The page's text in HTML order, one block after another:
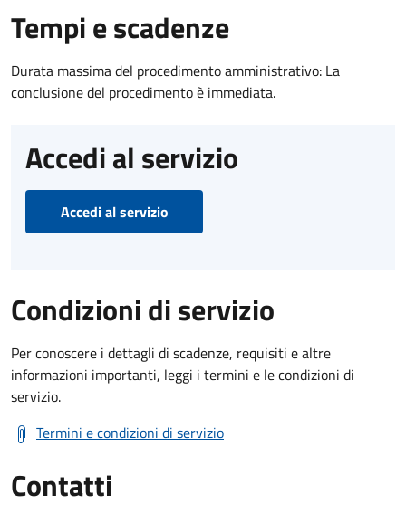
Tempi e scadenze
Durata massima del procedimento amministrativo: La
conclusione del procedimento è immediata.
Accedi al servizio
Accedi al servizio
Condizioni di servizio
Per conoscere i dettagli di scadenze, requisiti e altre
informazioni importanti, leggi i termini e le condizioni di
servizio.
Termini e condizioni di servizio
Contatti